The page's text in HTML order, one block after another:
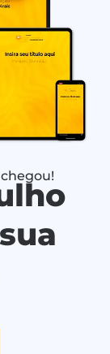
chegou!